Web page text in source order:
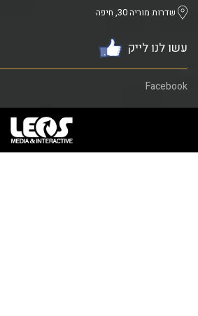
שדרות מוריה 30, חיפה
עשו לנו לייק
Facebook